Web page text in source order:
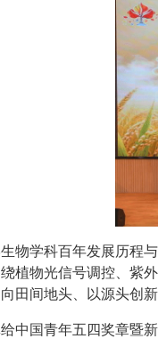
物学科百年发展历程
植物光信号调控、紫
田间地头、以源头创
中国青年五四奖章暨